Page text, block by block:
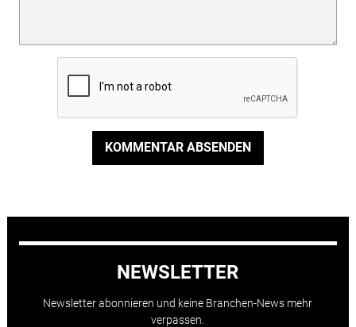
KOMMENTAR ABSENDEN
NEWSLETTER
Newsletter abonnieren und keine Branchen-News mehr
verpassen.